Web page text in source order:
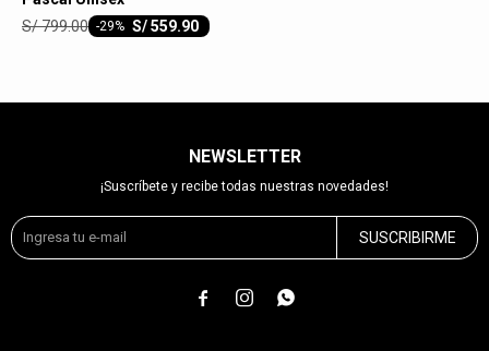
S/559.90
-29
S/799.00
NEWSLETTER
¡Suscríbete y recibe todas nuestras novedades!
SUSCRIBIRME
  